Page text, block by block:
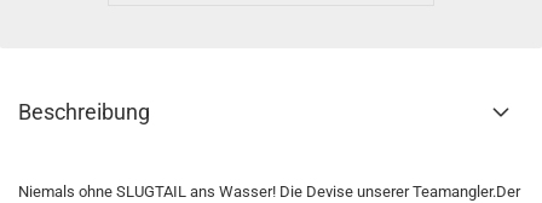
Beschreibung
Niemals ohne SLUGTAIL ans Wasser! Die Devise unserer Teamangler.Der